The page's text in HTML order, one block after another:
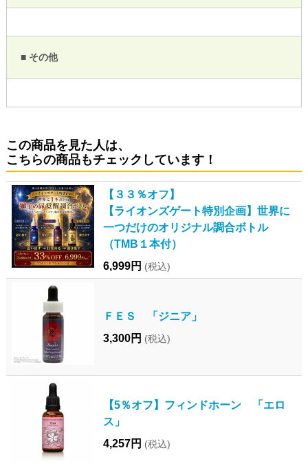
■ その他
この商品を見た人は、
こちらの商品もチェックしています！
【３３％オフ】
【ライオンズゲート特別企画】世界に
一つだけのオリジナル調合ボトル
（TMB１本付）
6,999円 (税込)
ＦＥＳ 「ジニア」
3,300円 (税込)
【5％オフ】フィンドホーン 「エロ
ス」
4,257円 (税込)